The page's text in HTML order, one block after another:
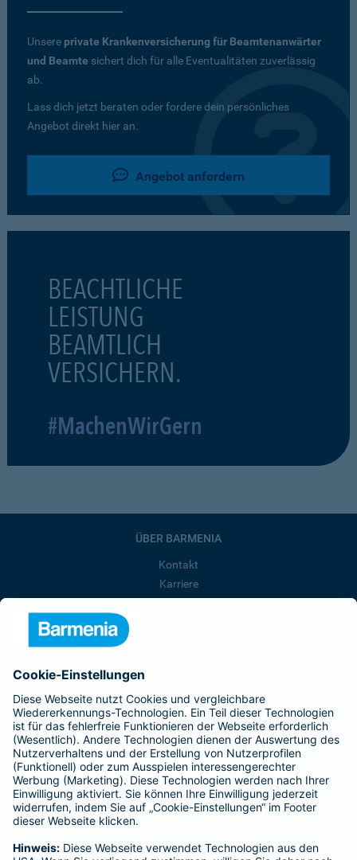
Unsere private Krankenversicherung für Beamtenanwärter
und Beamte sichert dich für alle Eventualitäten zuverlässig
ab.
Lass dich jetzt beraten oder fordere dein persönliches
Angebot direkt hier an.
Angebot anfordern
BEACHTLICHE
LEISTUNG
BEAMTLICH
VERSICHERN.
#MachenWirGern
ÜBER BARMENIA
Kontakt
Karriere
Barmenia ist Teil der BarmeniaGothaer
BELIEBTE SEITEN
Kranken-Zusatzversicherung
Tierversicherungen
Haftpflichtversicherung
Hausratversicherung